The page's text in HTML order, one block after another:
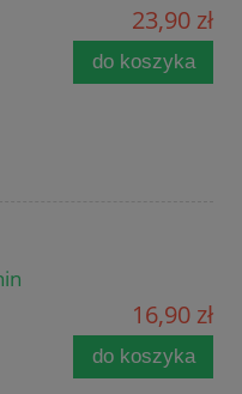
23,90 zł
do koszyka
16,90 zł
do koszyka